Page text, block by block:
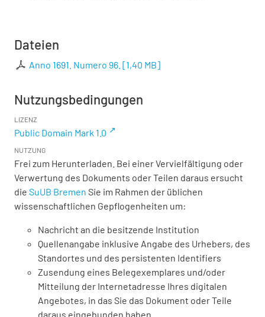
Dateien
Anno 1691. Numero 96. [1,40 MB]
Nutzungsbedingungen
LIZENZ
Public Domain Mark 1.0
NUTZUNG
Frei zum Herunterladen. Bei einer Vervielfältigung oder
Verwertung des Dokuments oder Teilen daraus ersucht
die SuUB Bremen Sie im Rahmen der üblichen
wissenschaftlichen Gepflogenheiten um:
Nachricht an die besitzende Institution
Quellenangabe inklusive Angabe des Urhebers, des
Standortes und des persistenten Identifiers
Zusendung eines Belegexemplares und/oder
Mitteilung der Internetadresse Ihres digitalen
Angebotes, in das Sie das Dokument oder Teile
daraus eingebunden haben